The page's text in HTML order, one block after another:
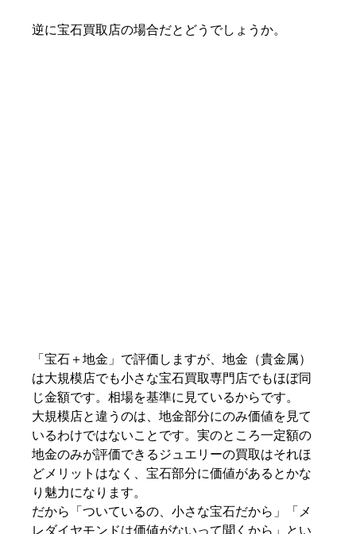
逆に宝石買取店の場合だとどうでしょうか。
「宝石＋地金」で評価しますが、地金（貴金属）
は大規模店でも小さな宝石買取専門店でもほぼ同
じ金額です。相場を基準に見ているからです。
大規模店と違うのは、地金部分にのみ価値を見て
いるわけではないことです。実のところ一定額の
地金のみが評価できるジュエリーの買取はそれほ
どメリットはなく、宝石部分に価値があるとかな
り魅力になります。
だから「ついているの、小さな宝石だから」「メ
レダイヤモンドは価値がないって聞くから」とい